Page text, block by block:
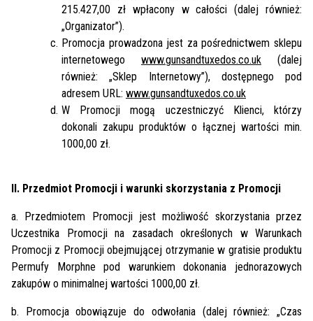
215.427,00 zł wpłacony w całości (dalej również:
„Organizator”).
Promocja prowadzona jest za pośrednictwem sklepu
internetowego www.gunsandtuxedos.co.uk (dalej
również: „Sklep Internetowy”), dostępnego pod
adresem URL: www.gunsandtuxedos.co.uk
W Promocji mogą uczestniczyć Klienci, którzy
dokonali zakupu produktów o łącznej wartości min.
1000,00 zł.
II. Przedmiot Promocji i warunki skorzystania z Promocji
a. Przedmiotem Promocji jest możliwość skorzystania przez
Uczestnika Promocji na zasadach określonych w Warunkach
Promocji z Promocji obejmującej otrzymanie w gratisie produktu
Permufy Morphne pod warunkiem dokonania jednorazowych
zakupów o minimalnej wartości 1000,00 zł.
b. Promocja obowiązuje do odwołania (dalej również: „Czas